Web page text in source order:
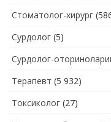
Стоматолог-хирург
Сурдолог (5)
Сурдолог-
Терапевт (5 932)
Токсиколог (27)